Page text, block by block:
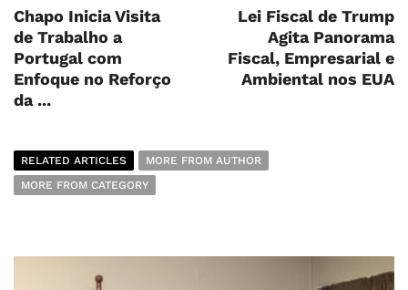
Chapo Inicia Visita
de Trabalho a
Portugal com
Enfoque no Reforço
da ...
Lei Fiscal de Trump
Agita Panorama
Fiscal, Empresarial e
Ambiental nos EUA
RELATED ARTICLES
MORE FROM AUTHOR
MORE FROM CATEGORY